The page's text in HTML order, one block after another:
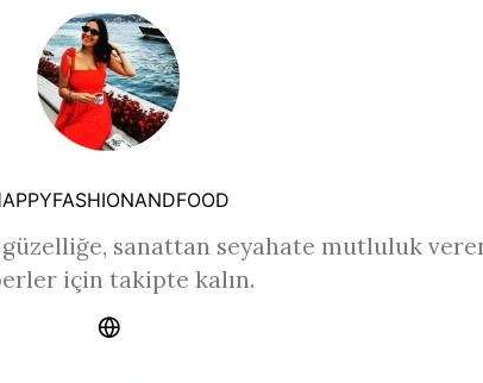
sanattan seyahate mutluluk
için takipte kalın.